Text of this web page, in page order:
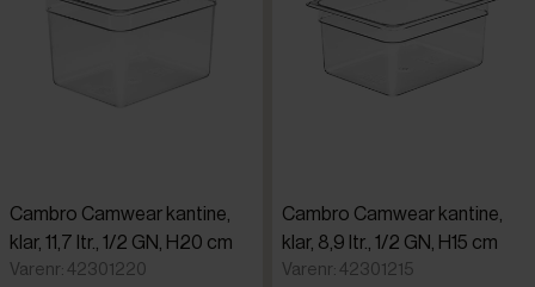
Cambro Camwear kantine,
klar, 11,7 ltr., 1/2 GN, H20 cm
Varenr: 42301220
Cambro Camwear kantine,
klar, 8,9 ltr., 1/2 GN, H15 cm
Varenr: 42301215